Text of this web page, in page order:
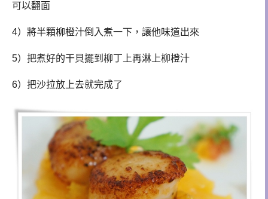
可以翻面
4）將半顆柳橙汁倒入煮一下，讓他味道出來
5） 把煮好的干貝擺到柳丁上再淋上柳橙汁
6）把沙拉放上去就完成了